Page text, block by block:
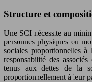
Structure et
Une SCI nécessite au
personnes physiques ou
sociales proportionnelles
responsabilité des
tenus aux dettes de la
proportionnellement à leur